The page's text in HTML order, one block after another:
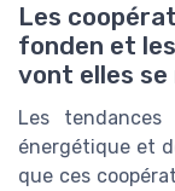
Les
fonden et
vont elles
Les
énergétique et
que ces